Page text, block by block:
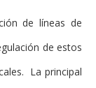
de líneas de
de estos
La principal